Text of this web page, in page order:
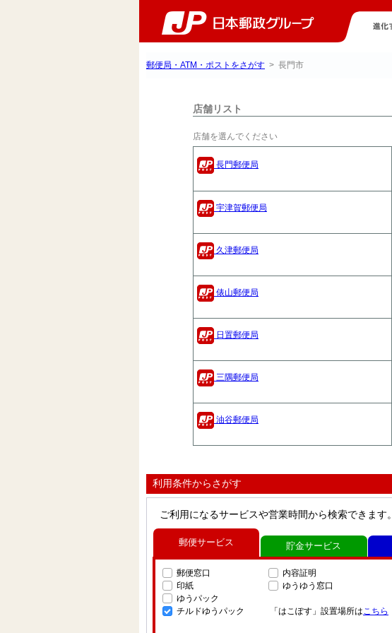
郵便局・ATM・ポストをさがす > 長門市
店舗リスト
店舗を選んでください
長門郵便局
宇津賀郵便局
久津郵便局
俵山郵便局
日置郵便局
三隅郵便局
油谷郵便局
利用条件からさがす
ご利用になるサービスや営業時間から検索できます。
郵便サービス
郵便窓口
印紙
ゆうパック
チルドゆうパック
内容証明
ゆうゆう窓口
「はこぽす」設置場所はこちら
貯金サービス